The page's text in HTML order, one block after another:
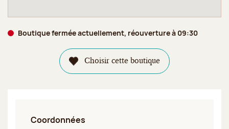
Boutique fermée actuellement, réouverture à 09:30
Choisir cette boutique
Coordonnées